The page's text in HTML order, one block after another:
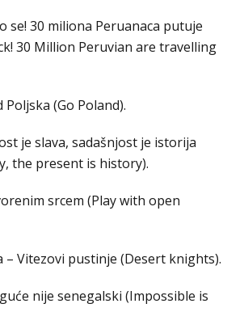
se! 30 miliona Peruanaca putuje
30 Million Peruvian are travelling
(Go Poland).
je slava, sadašnjost je istorija
the present is history).
srcem (Play with open
– Vitezovi pustinje (Desert knights).
nije senegalski (Impossible is